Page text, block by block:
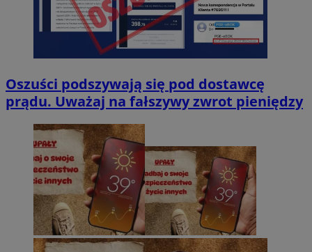
Oszuści podszywają się pod dostawcę
prądu. Uważaj na fałszywy zwrot pieniędzy